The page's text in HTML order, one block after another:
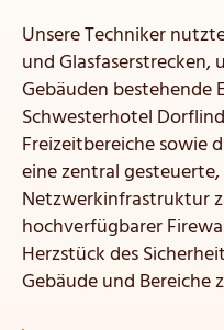
Unsere Techniker
und Glasfaserstrecken,
Gebäuden bestehende
Schwesterhotel
Freizeitbereiche sowie
eine zentral
Netzwerkinfrastruktur
hochverfügbarer
Herzstück des
Gebäude und Bereiche